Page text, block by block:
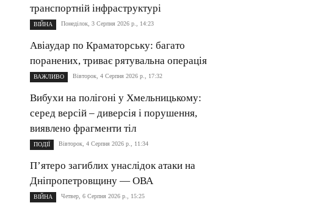
транспортній інфраструктурі
ВІЙНА Понеділок, 3 Серпня 2026 р., 14:23
Авіаудар по Краматорську: багато
поранених, триває рятувальна операція
ВАЖЛИВО Вівторок, 4 Серпня 2026 р., 17:32
Вибухи на полігоні у Хмельницькому:
серед версій – диверсія і порушення,
виявлено фрагменти тіл
ПОДІЇ Вівторок, 4 Серпня 2026 р., 11:34
П’ятеро загиблих унаслідок атаки на
Дніпропетровщину — ОВА
ВІЙНА Четвер, 6 Серпня 2026 р., 15:25